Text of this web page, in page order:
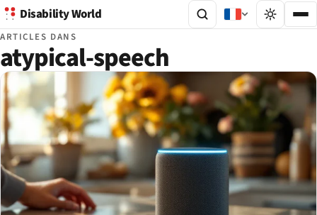
Disability World
ARTICLES DANS
atypical-speech